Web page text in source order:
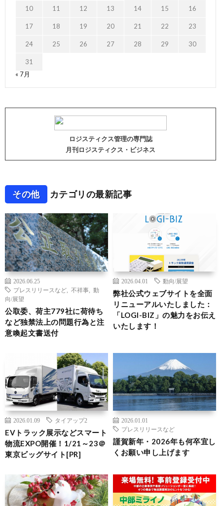
10 11 12 13 14 15 16
17 18 19 20 21 22 23
24 25 26 27 28 29 30
31
« 7月
ロジスティクス管理の専門誌
月刊ロジスティクス・ビジネス
その他 カテゴリの最新記事
2026.06.25
プレスリリースなど
不祥事
動
向/展望
公取委、荷主779社に荷待ち
など独禁法上の問題行為と注
意喚起文書送付
2026.04.01 動向/展望
弊社公式ウェブサイトを全面
リニューアルいたしました：
「LOGI-BIZ」の魅力をお伝え
いたします！
2026.01.09 タイアップ2
EVトラック展示などスマート
物流EXPO開催！1/21～23＠
東京ビッグサイト[PR]
2026.01.01
プレスリリースなど
謹賀新年・2026年も何卒宜し
くお願い申し上げます